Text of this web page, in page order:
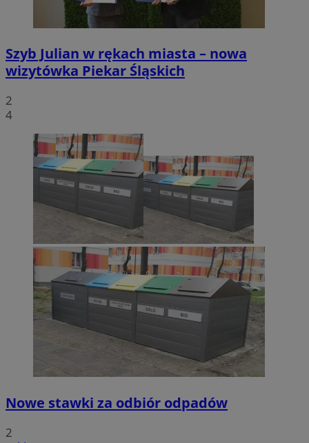
Szyb Julian w rękach miasta – nowa
wizytówka Piekar Śląskich
2
4
Nowe stawki za odbiór odpadów
2